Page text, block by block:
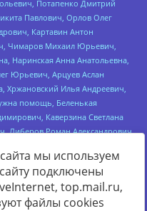
files/reestr-
данные на22.03.2024
мы используем
подключены
top.mail.ru,
файлы cookies